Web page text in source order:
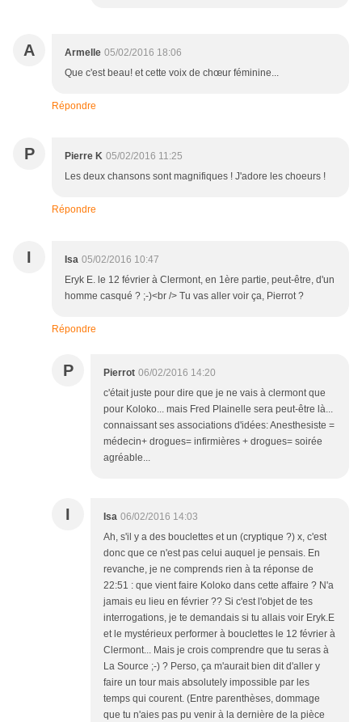
A Armelle 05/02/2016 18:06
Que c'est beau! et cette voix de chœur féminine...
Répondre
P Pierre K 05/02/2016 11:25
Les deux chansons sont magnifiques ! J'adore les choeurs !
Répondre
I Isa 05/02/2016 10:47
Eryk E. le 12 février à Clermont, en 1ère partie, peut-être, d'un
homme casqué ? ;-)<br /> Tu vas aller voir ça, Pierrot ?
Répondre
P Pierrot 06/02/2016 14:20
c'était juste pour dire que je ne vais à clermont que
pour Koloko... mais Fred Plainelle sera peut-être là...
connaissant ses associations d'idées: Anesthesiste =
médecin+ drogues= infirmières + drogues= soirée
agréable...
I Isa 06/02/2016 14:03
Ah, s'il y a des bouclettes et un (cryptique ?) x, c'est
donc que ce n'est pas celui auquel je pensais. En
revanche, je ne comprends rien à ta réponse de
22:51 : que vient faire Koloko dans cette affaire ? N'a
jamais eu lieu en février ?? Si c'est l'objet de tes
interrogations, je te demandais si tu allais voir Eryk.E
et le mystérieux performer à bouclettes le 12 février à
Clermont... Mais je crois comprendre que tu seras à
La Source ;-) ? Perso, ça m'aurait bien dit d'aller y
faire un tour mais absolutely impossible par les
temps qui courent. (Entre parenthèses, dommage
que tu n'aies pas pu venir à la dernière de la pièce